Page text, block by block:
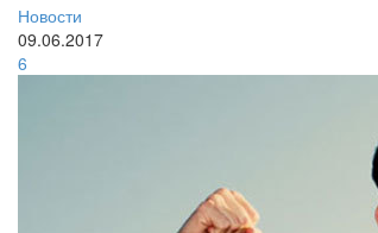
Новости
09.06.2017
6